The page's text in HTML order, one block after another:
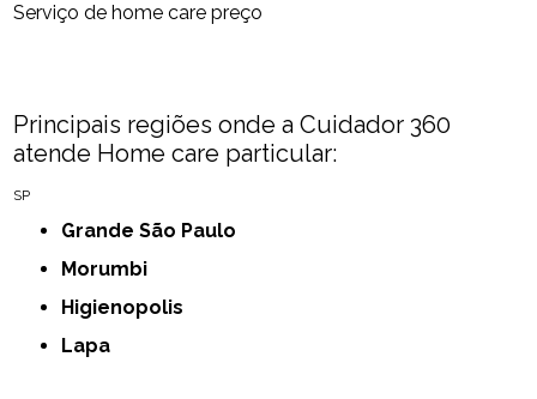
Serviço de home care preço
Principais regiões onde a Cuidador 360
atende Home care particular:
SP
Grande São Paulo
Morumbi
Higienopolis
Lapa